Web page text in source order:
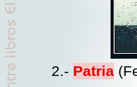
2.- Patria